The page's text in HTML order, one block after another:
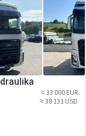
≈ 33 000 EUR
≈ 38 131 USD